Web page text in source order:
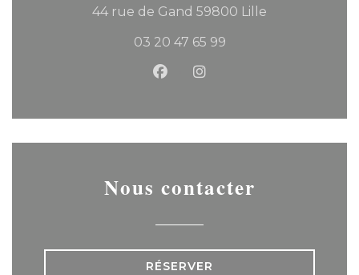
44 rue de Gand 59800 Lille
03 20 47 65 99
Facebook ((ouvre une
Instagram ((ouvre
Nous contacter
RÉSERVER